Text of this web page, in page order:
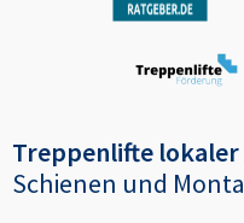
Treppenlifte
Schienen und